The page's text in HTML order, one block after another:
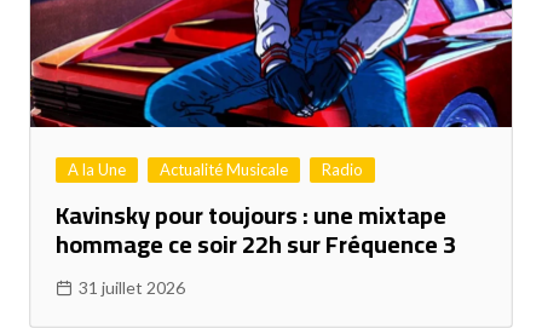
A la Une Actualité Musicale Radio
Kavinsky pour toujours : une mixtape
hommage ce soir 22h sur Fréquence 3
31 juillet 2026